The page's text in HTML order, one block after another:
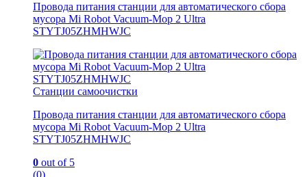
Провода питания станции для автоматического сбора
мусора Mi Robot Vacuum-Mop 2 Ultra
STYTJ05ZHMHWJC
Станции самоочистки
Провода питания станции для автоматического сбора
мусора Mi Robot Vacuum-Mop 2 Ultra
STYTJ05ZHMHWJC
0 out of 5